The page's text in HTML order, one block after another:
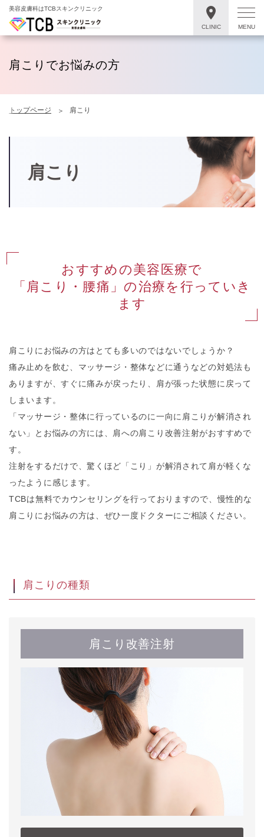
美容皮膚科はTCBスキンクリニック
肩こりでお悩みの方
トップページ 肩こり
肩こり
おすすめの美容医療で
「肩こり・腰痛」の治療を行っていき
ます
肩こりにお悩みの方はとても多いのではないでしょうか？
痛み止めを飲む、マッサージ・整体などに通うなどの対処法も
ありますが、すぐに痛みが戻ったり、肩が張った状態に戻って
しまいます。
「マッサージ・整体に行っているのに一向に肩こりが解消され
ない」とお悩みの方には、肩への肩こり改善注射がおすすめで
す。
注射をするだけで、驚くほど「こり」が解消されて肩が軽くな
ったように感じます。
TCBは無料でカウンセリングを行っておりますので、慢性的な
肩こりにお悩みの方は、ぜひ一度ドクターにご相談ください。
肩こりの種類
肩こり改善注射
CLINIC MENU